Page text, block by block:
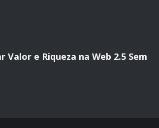
e Riqueza na Web 2.5 Sem